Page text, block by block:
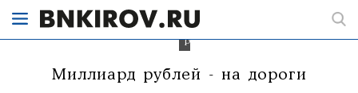
млрд
рублей.
Миллиард рублей - на дороги